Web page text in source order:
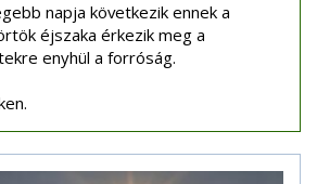
napja következik ennek a
éjszaka érkezik meg a
enyhül a forróság.